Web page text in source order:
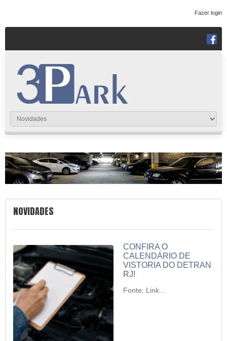
Fazer login
NOVIDADES
CONFIRA O
CALENDÁRIO DE
VISTORIA DO DETRAN
RJ!
Fonte: Link...